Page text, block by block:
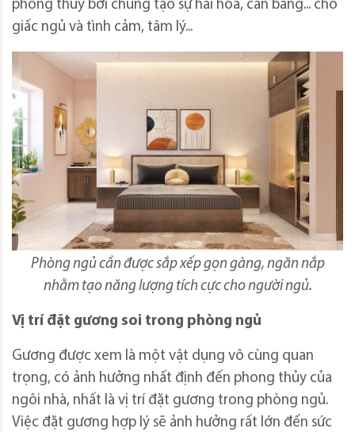
phong thủy bởi chúng tạo sự hài hòa, cân bằng... cho
giấc ngủ và tình cảm, tâm lý...
Phòng ngủ cần được sắp xếp gọn gàng, ngăn nắp
nhằm tạo năng lượng tích cực cho người ngủ.
Vị trí đặt gương soi trong phòng ngủ
Gương được xem là một vật dụng vô cùng quan
trọng, có ảnh hưởng nhất định đến phong thủy của
ngôi nhà, nhất là vị trí đặt gương trong phòng ngủ.
Việc đặt gương hợp lý sẽ ảnh hưởng rất lớn đến sức